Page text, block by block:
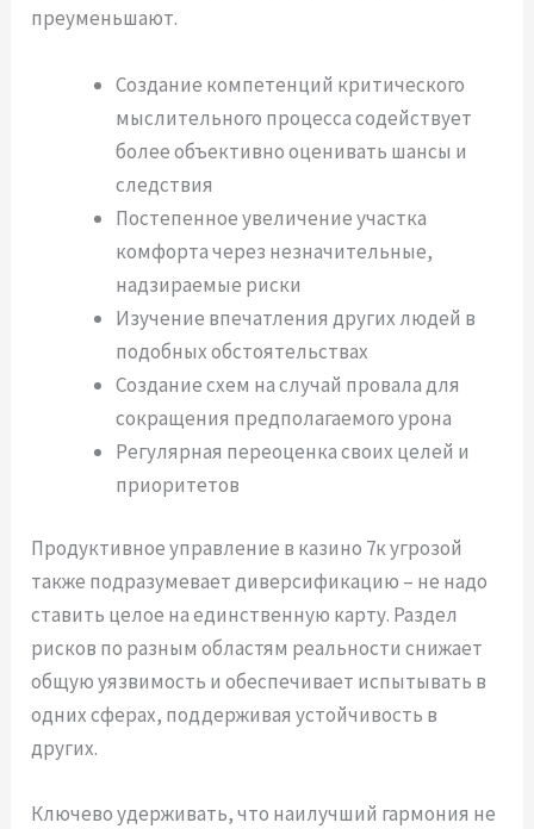
преуменьшают.
Создание компетенций критического
мыслительного процесса содействует
более объективно оценивать шансы и
следствия
Постепенное увеличение участка
комфорта через незначительные,
надзираемые риски
Изучение впечатления других людей в
подобных обстоятельствах
Создание схем на случай провала для
сокращения предполагаемого урона
Регулярная переоценка своих целей и
приоритетов
Продуктивное управление в казино 7к угрозой
также подразумевает диверсификацию – не надо
ставить целое на единственную карту. Раздел
рисков по разным областям реальности снижает
общую уязвимость и обеспечивает испытывать в
одних сферах, поддерживая устойчивость в
других.
Ключево удерживать, что наилучший гармония не